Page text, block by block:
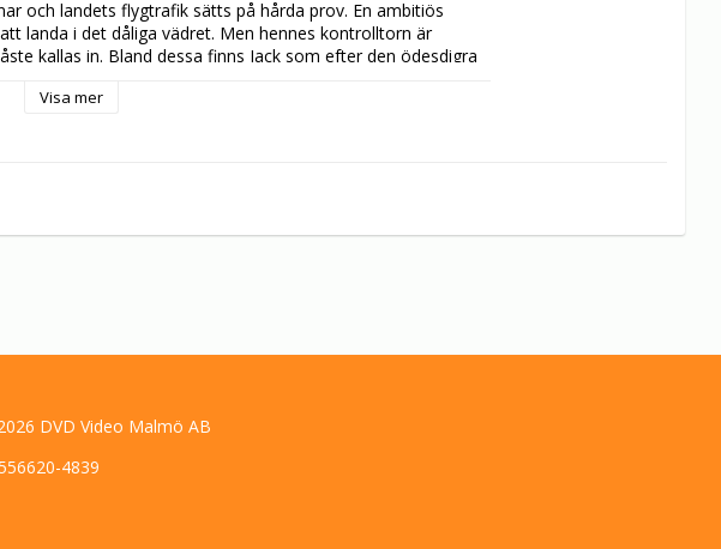
och landets flygtrafik sätts på hårda prov. En ambitiös
landa i det dåliga vädret. Men hennes kontrolltorn är
kallas in. Bland dessa finns Jack som efter den ödesdigra
Visa mer
DVD Video Malmö AB
4839